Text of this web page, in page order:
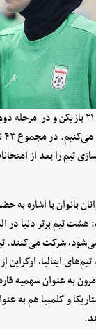
پیش آغاز شد. در مرحله اول ۲۱
تیم را بعد از
بانوان با اشاره به
تیم برتر دنیا در
شرکت می‌کنند.
ایتالیا، اوکراین
به عنوان سهمیه
و کلمبیا هم به